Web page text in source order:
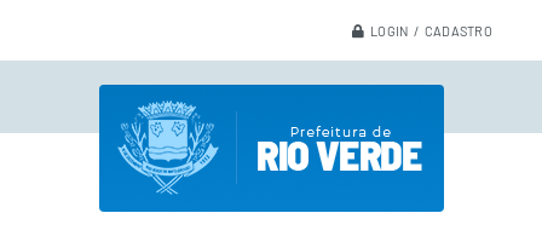
LOGIN / CADASTRO